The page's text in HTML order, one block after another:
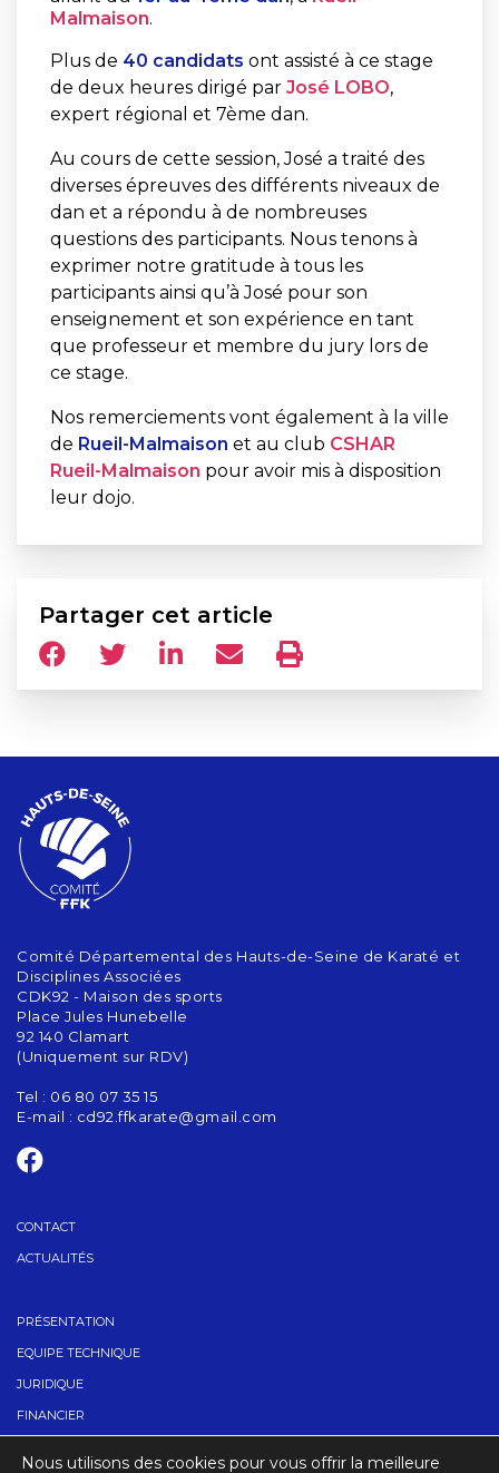
Malmaison.
Plus de 40 candidats ont assisté à ce stage
de deux heures dirigé par José LOBO,
expert régional et 7ème dan.
Au cours de cette session, José a traité des
diverses épreuves des différents niveaux de
dan et a répondu à de nombreuses
questions des participants. Nous tenons à
exprimer notre gratitude à tous les
participants ainsi qu’à José pour son
enseignement et son expérience en tant
que professeur et membre du jury lors de
ce stage.
Nos remerciements vont également à la ville
de Rueil-Malmaison et au club CSHAR
Rueil-Malmaison pour avoir mis à disposition
leur dojo.
Partager cet article
Comité Départemental des Hauts-de-Seine de Karaté et
Disciplines Associées
CDK92 - Maison des sports
Place Jules Hunebelle
92 140 Clamart
(Uniquement sur RDV)
Tel : 06 80 07 35 15
E-mail : cd92.ffkarate@gmail.com
CONTACT
ACTUALITÉS
PRÉSENTATION
EQUIPE TECHNIQUE
JURIDIQUE
FINANCIER
Nous utilisons des cookies pour vous offrir la meilleure